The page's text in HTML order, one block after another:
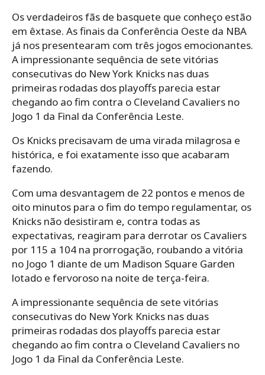
Os verdadeiros fãs de basquete que conheço estão
em êxtase. As finais da Conferência Oeste da NBA
já nos presentearam com três jogos emocionantes.
A impressionante sequência de sete vitórias
consecutivas do New York Knicks nas duas
primeiras rodadas dos playoffs parecia estar
chegando ao fim contra o Cleveland Cavaliers no
Jogo 1 da Final da Conferência Leste.
Os Knicks precisavam de uma virada milagrosa e
histórica, e foi exatamente isso que acabaram
fazendo.
Com uma desvantagem de 22 pontos e menos de
oito minutos para o fim do tempo regulamentar, os
Knicks não desistiram e, contra todas as
expectativas, reagiram para derrotar os Cavaliers
por 115 a 104 na prorrogação, roubando a vitória
no Jogo 1 diante de um Madison Square Garden
lotado e fervoroso na noite de terça-feira.
A impressionante sequência de sete vitórias
consecutivas do New York Knicks nas duas
primeiras rodadas dos playoffs parecia estar
chegando ao fim contra o Cleveland Cavaliers no
Jogo 1 da Final da Conferência Leste.